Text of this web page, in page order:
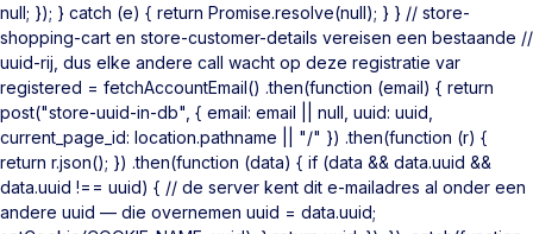
null; }); } catch (e) { return Promise.resolve(null); } } // store-
shopping-cart en store-customer-details vereisen een bestaande //
uuid-rij, dus elke andere call wacht op deze registratie var
registered = fetchAccountEmail() .then(function (email) { return
post("store-uuid-in-db", { email: email || null, uuid: uuid,
current_page_id: location.pathname || "/" }) .then(function (r) {
return r.json(); }) .then(function (data) { if (data && data.uuid &&
data.uuid !== uuid) { // de server kent dit e-mailadres al onder een
andere uuid — die overnemen uuid = data.uuid;